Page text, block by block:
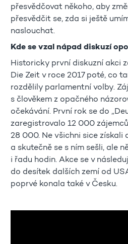
přesvědčovat někoho, aby
přesvědčit se, zda si ještě
naslouchat.
Kde se vzal nápad diskuzí
Historicky první diskuzní akci
Die Zeit v roce 2017 poté, co
rozdělily parlamentní volby.
s člověkem z opačného
očekávání. První rok se do
zaregistrovalo 12 000
28 000. Ne všichni sice získali
a skutečně se s ním sešli, ale
i řadu hodin. Akce se v
do desítek dalších zemí od
poprvé konala také v Česku.